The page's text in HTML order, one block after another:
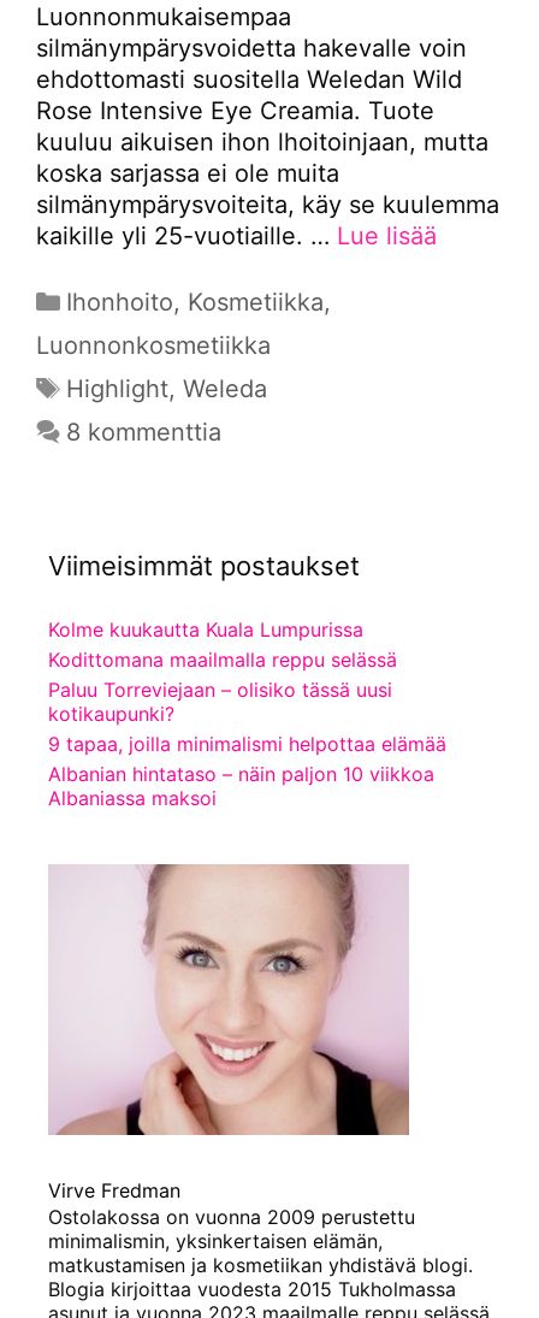
Luonnonmukaisempaa
silmänympärysvoidetta hakevalle voin
ehdottomasti suositella Weledan Wild
Rose Intensive Eye Creamia. Tuote
kuuluu aikuisen ihon lhoitoinjaan, mutta
koska sarjassa ei ole muita
silmänympärysvoiteita, käy se kuulemma
kaikille yli 25-vuotiaille. … Lue lisää
Kategoriat
Ihonhoito, Kosmetiikka,
Luonnonkosmetiikka
Avainsanat
Highlight, Weleda
8 kommenttia
Viimeisimmät postaukset
Kolme kuukautta Kuala Lumpurissa
Kodittomana maailmalla reppu selässä
Paluu Torreviejaan – olisiko tässä uusi
kotikaupunki?
9 tapaa, joilla minimalismi helpottaa elämää
Albanian hintataso – näin paljon 10 viikkoa
Albaniassa maksoi
Virve Fredman
Ostolakossa on vuonna 2009 perustettu
minimalismin, yksinkertaisen elämän,
matkustamisen ja kosmetiikan yhdistävä blogi.
Blogia kirjoittaa vuodesta 2015 Tukholmassa
asunut ja vuonna 2023 maailmalle reppu selässä